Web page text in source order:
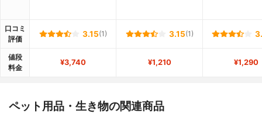
口コミ
評価
3.15(1) 3.15(1)
値段
料金
¥3,740 ¥1,210 ¥1,290
ペット用品・生き物の関連商品